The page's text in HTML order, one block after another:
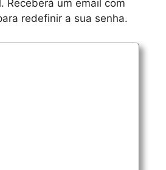
Receberá um email com
redefinir a sua senha.